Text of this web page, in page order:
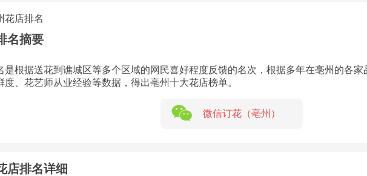
花店排名
名摘要
是根据送花到谯城区等多个区域的网民喜好程度反馈的名次，根据多年在亳州的各
度、花艺师从业经验等数据，得出亳州十大花店榜单。
微信订花（亳州）
店排名详细